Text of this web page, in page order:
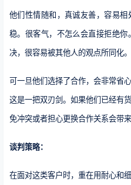
他们性情随和，真诚友善，容易
稳。很客气，不怎么会直接拒绝
决，很容易被其他人的观点所同化
可一旦他们选择了合作，会非常省
这是一把双刃剑。如果他们已经有
免冲突或者担心更换合作关系会带
谈判策略：
在面对这类客户时，重在用耐心和